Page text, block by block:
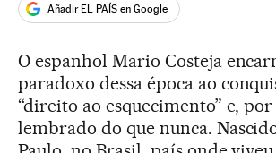
Añadir EL PAÍS en Google
O espanhol Mario Costeja
paradoxo dessa época ao
“direito ao esquecimento” e,
lembrado do que nunca.